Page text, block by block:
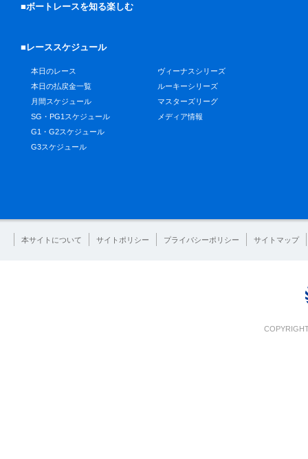
■ボートレースを知る楽しむ
■レーススケジュール
本日のレース
本日の払戻金一覧
月間スケジュール
SG・PG1スケジュール
G1・G2スケジュール
G3スケジュール
ヴィーナスシリーズ
ルーキーシリーズ
マスターズリーグ
メディア情報
本サイトについて サイトポリシー プライバシーポリシー サイトマップ